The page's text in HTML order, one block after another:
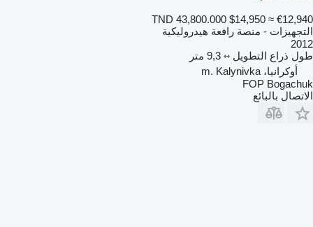
TND 43,800.000 $14,950 ≈ €12,940
التجهيزات - منصة رافعة هيدروليكية
2012
طول ذراع التطويل
9,3 متر
أوكرانيا، m. Kalynivka
FOP Bogachuk
الاتصال بالبائع